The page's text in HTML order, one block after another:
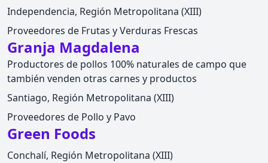
Independencia, Región Metropolitana (XIII)
Proveedores de Frutas y Verduras Frescas
Granja Magdalena
Productores de pollos 100% naturales de campo que
también venden otras carnes y productos
Santiago, Región Metropolitana (XIII)
Proveedores de Pollo y Pavo
Green Foods
Conchalí, Región Metropolitana (XIII)